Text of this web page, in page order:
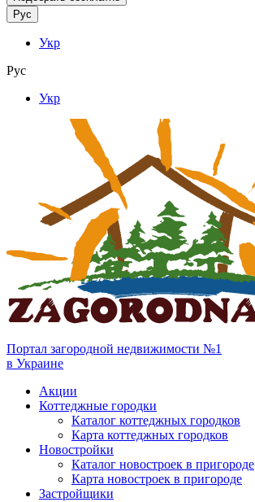
Рус
Укр
Рус
Укр
Портал загородной недвижимости №1
в Украине
Акции
Коттеджные городки
Каталог коттеджных городков
Карта коттеджных городков
Новостройки
Каталог новостроек в пригороде
Карта новостроек в пригороде
Застройщики